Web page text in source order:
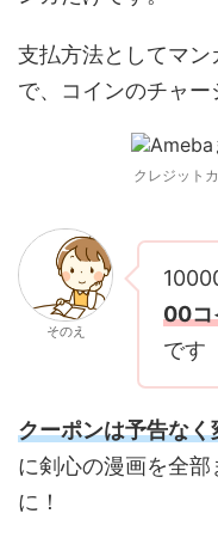
支払方法としてマ
で、コインのチャー
クレジット
そのえ
00コ
です
クーポンは予告な
に剣心の漫画を全
に！